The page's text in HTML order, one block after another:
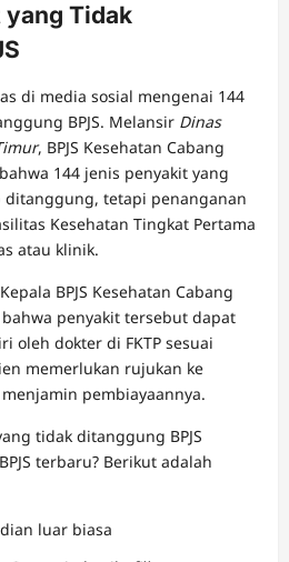
Tidak
di media sosial mengenai 144
BPJS. Melansir Dinas
, BPJS Kesehatan Cabang
144 jenis penyakit yang
tetapi penanganan
Kesehatan Tingkat Pertama
atau klinik.
BPJS Kesehatan Cabang
penyakit tersebut dapat
oleh dokter di FKTP sesuai
memerlukan rujukan ke
pembiayaannya.
tidak ditanggung BPJS
terbaru? Berikut adalah
luar biasa